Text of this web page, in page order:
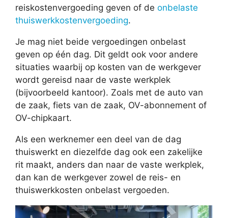
reiskostenvergoeding geven of de onbelaste
thuiswerkkostenvergoeding.
Je mag niet beide vergoedingen onbelast
geven op één dag. Dit geldt ook voor andere
situaties waarbij op kosten van de werkgever
wordt gereisd naar de vaste werkplek
(bijvoorbeeld kantoor). Zoals met de auto van
de zaak, fiets van de zaak, OV-abonnement of
OV-chipkaart.
Als een werknemer een deel van de dag
thuiswerkt en diezelfde dag ook een zakelijke
rit maakt, anders dan naar de vaste werkplek,
dan kan de werkgever zowel de reis- en
thuiswerkkosten onbelast vergoeden.